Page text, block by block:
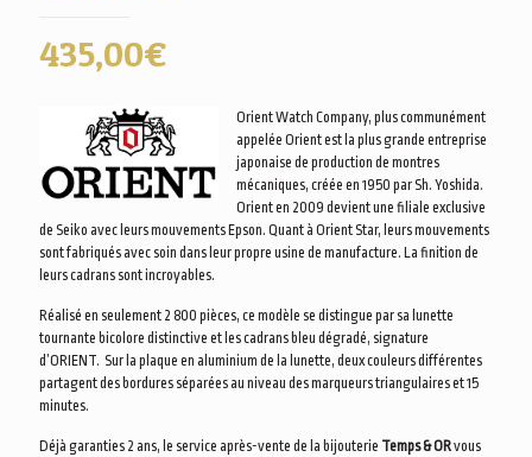
435,00€
Orient Watch Company, plus communément
appelée Orient est la plus grande entreprise
japonaise de production de montres
mécaniques, créée en 1950 par Sh. Yoshida.
Orient en 2009 devient une filiale exclusive
de Seiko avec leurs mouvements Epson. Quant à Orient Star, leurs mouvements
sont fabriqués avec soin dans leur propre usine de manufacture. La finition de
leurs cadrans sont incroyables.
Réalisé en seulement 2 800 pièces, ce modèle se distingue par sa lunette
tournante bicolore distinctive et les cadrans bleu dégradé, signature
d’ORIENT. Sur la plaque en aluminium de la lunette, deux couleurs différentes
partagent des bordures séparées au niveau des marqueurs triangulaires et 15
minutes.
Déjà garanties 2 ans, le service après-vente de la bijouterie Temps & ORvous